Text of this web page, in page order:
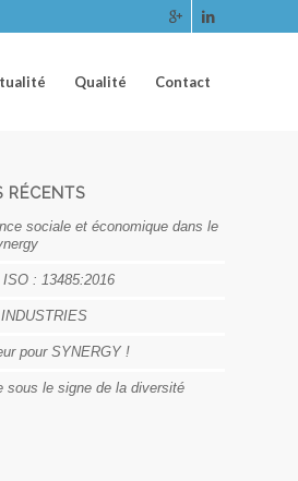
Qualité Contact
RÉCENTS
sociale et économique dans le
: 13485:2016
pour SYNERGY !
sous le signe de la diversité